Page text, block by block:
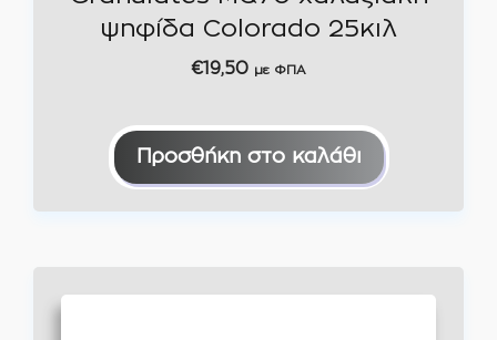
ψηφίδα Colorado 25κιλ
€19,50 με ΦΠΑ
Προσθήκη στο καλάθι